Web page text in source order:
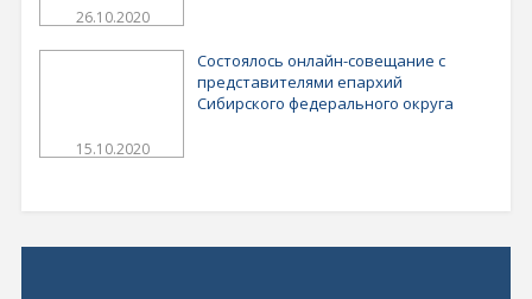
26.10.2020
15.10.2020
Состоялось онлайн-совещание с
представителями епархий
Сибирского федерального округа